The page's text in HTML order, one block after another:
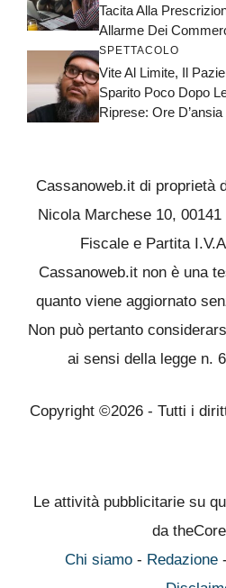
Tacita Alla
Allarme Dei
SPETTACOLO
Vite Al Limite, Il
Sparito Poco Dopo
Riprese: Ore
Cassanoweb.it di proprietà
Nicola Marchese 10,
Fiscale e Partita
Cassanoweb.it non è una
quanto viene aggiornato
Non può pertanto
ai sensi della legge n.
Copyright ©2026 - Tutti i
Le attività pubblicitarie su
da
Chi siamo- Redazione-